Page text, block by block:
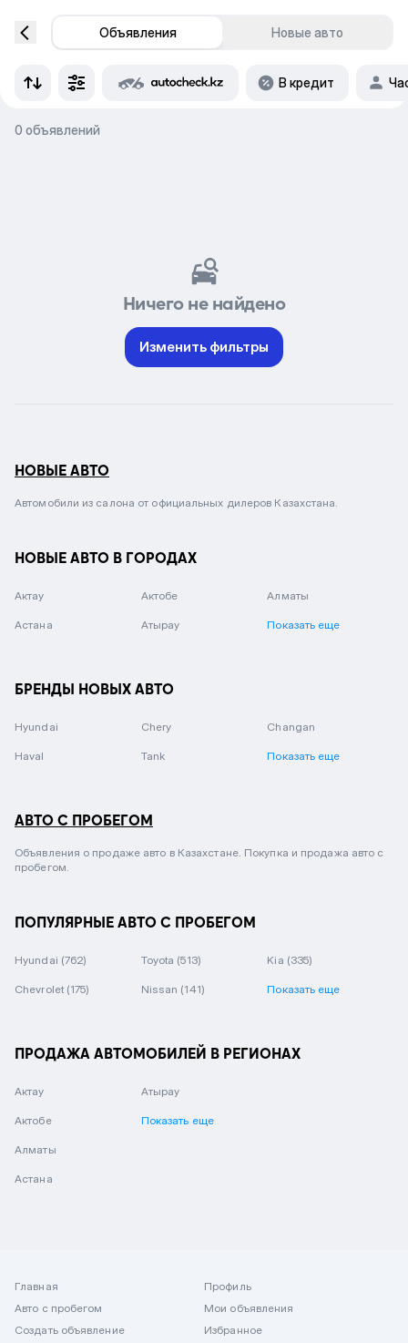
Объявления Новые авто
В кредит
0 объявлений
Ничего не найдено
Изменить фильтры
НОВЫЕ АВТО
Автомобили из салона от официальных дилеров Казахстана.
НОВЫЕ АВТО В ГОРОДАХ
Актау Актобе Алматы
Астана Атырау Показать еще
БРЕНДЫ НОВЫХ АВТО
Hyundai Chery Changan
Haval Tank Показать еще
АВТО С ПРОБЕГОМ
Объявления о продаже авто в Казахстане. Покупка и продажа авто с
пробегом.
ПОПУЛЯРНЫЕ АВТО С ПРОБЕГОМ
Hyundai (762) Toyota (513) Kia (335)
Chevrolet (175) Nissan (141) Показать еще
ПРОДАЖА АВТОМОБИЛЕЙ В РЕГИОНАХ
Актау
Актобе
Алматы
Астана
Атырау
Показать еще
Главная
Авто с пробегом
Создать объявление
Профиль
Мои объявления
Избранное